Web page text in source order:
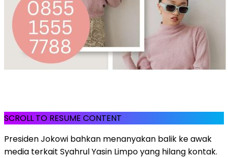
SCROLL TO RESUME CONTENT
Presiden Jokowi bahkan menanyakan balik ke awak
media terkait Syahrul Yasin Limpo yang hilang kontak.